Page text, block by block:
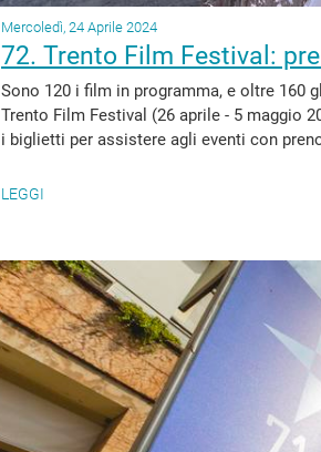
Mercoledì, 24 Aprile 2024
72. Trento Film Festival:
Sono 120 i film in programma, e oltre 160
Trento Film Festival (26 aprile - 5 maggio
i biglietti per assistere agli eventi con
LEGGI